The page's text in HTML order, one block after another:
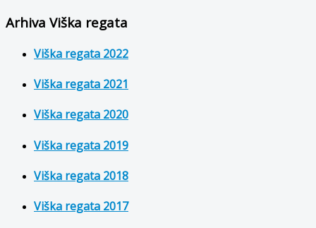
Arhiva Viška regata
Viška regata 2022
Viška regata 2021
Viška regata 2020
Viška regata 2019
Viška regata 2018
Viška regata 2017